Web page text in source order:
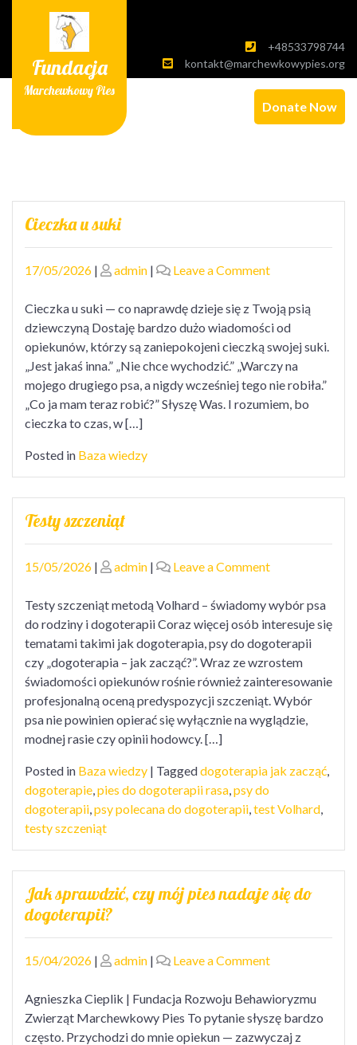
Fundacja
Marchewkowy Pies
+48533798744
kontakt@marchewkowypies.org
Donate Now
Baza
wiedzy
Cieczka u suki
Posted
17/05/2026 | Posted
admin | Leave a Commenton
u
suki
Cieczka u suki — co naprawdę dzieje się z Twoją psią
dziewczyną Dostaję bardzo dużo wiadomości od
opiekunów, którzy są zaniepokojeni cieczką swojej suki.
„Jest jakaś inna.” „Nie chce wychodzić.” „Warczy na
mojego drugiego psa, a nigdy wcześniej tego nie robiła.”
„Co ja mam teraz robić?” Słyszę Was. I rozumiem, bo
cieczka to czas, w […]
Posted in Baza wiedzy
Testy szczeniąt
Posted
15/05/2026 | Posted
admin | Leave a Commenton
szczeniąt
Testy szczeniąt metodą Volhard – świadomy wybór psa
do rodziny i dogoterapii Coraz więcej osób interesuje się
tematami takimi jak dogoterapia, psy do dogoterapii
czy „dogoterapia – jak zacząć?”. Wraz ze wzrostem
świadomości opiekunów rośnie również zainteresowanie
profesjonalną oceną predyspozycji szczeniąt. Wybór
psa nie powinien opierać się wyłącznie na wyglądzie,
modnej rasie czy opinii hodowcy. […]
Posted in Baza wiedzy | Taggeddogoterapia jak zacząć,
dogoterapie,pies do dogoterapii rasa,psy do
dogoterapii,psy polecana do dogoterapii,test Volhard,
testy szczeniąt
Jak sprawdzić, czy mój pies nadaje się do
dogoterapii?
Posted
15/04/2026 | Posted
admin | Leave a Commenton
sprawdzić,
czy
mój
Agnieszka Cieplik | Fundacja Rozwoju Behawioryzmu
Zwierząt Marchewkowy Pies To pytanie słyszę bardzo
często. Przychodzi do mnie opiekun — zazwyczaj z